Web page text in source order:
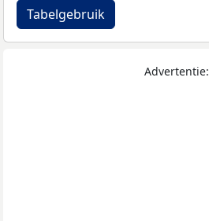
Tabelgebruik
Advertentie: